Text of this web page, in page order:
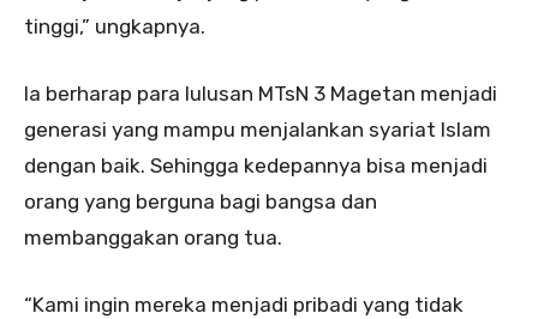
tinggi,” ungkapnya.
Ia berharap para lulusan MTsN 3 Magetan menjadi
generasi yang mampu menjalankan syariat Islam
dengan baik. Sehingga kedepannya bisa menjadi
orang yang berguna bagi bangsa dan
membanggakan orang tua.
“Kami ingin mereka menjadi pribadi yang tidak